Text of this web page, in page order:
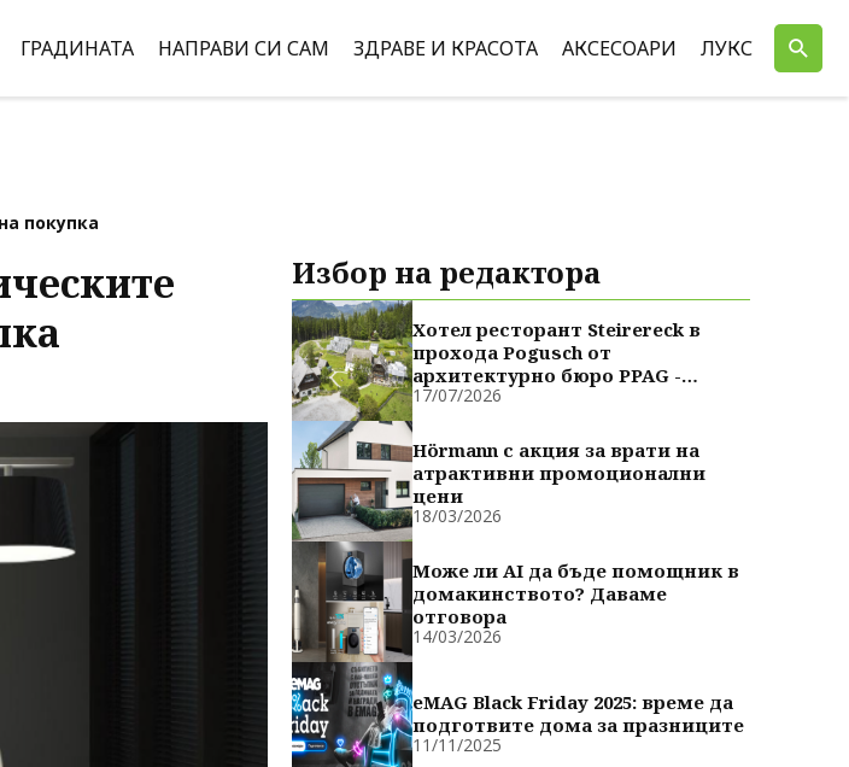
ГРАДИНАТА НАПРАВИ СИ САМ ЗДРАВЕ И КРАСОТА АКСЕСОАРИ ЛУКС
покупка
Избор на редактора
Хотел ресторант Steirereck в
прохода Pogusch от
архитектурно бюро PPAG -
духовно сродни
17/07/2026
Hörmann с акция за врати на
атрактивни промоционални
цени
18/03/2026
Може ли AI да бъде помощник в
домакинството? Даваме
отговора
14/03/2026
eMAG Black Friday 2025: време да
подготвите дома за празниците
11/11/2025